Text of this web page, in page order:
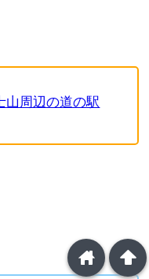
山周辺の道の駅
arrowup
home